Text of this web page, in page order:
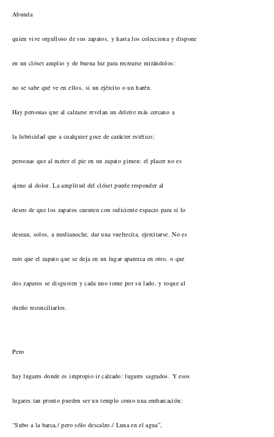
Abunda
quien vive orgulloso de sus zapatos, y hasta los colecciona y dispone
en un clóset amplio y de buena luz para recrearse mirándolos:
no se sabe qué ve en ellos, si un ejército o un harén.
Hay personas que al calzarse revelan un deleite más cercano a
la lubricidad que a cualquier goce de carácter estético;
personas que al meter el pie en un zapato gimen: el placer no es
ajeno al dolor. La amplitud del clóset puede responder al
deseo de que los zapatos cuenten con suficiente espacio para si lo
desean, solos, a medianoche, dar una vueltecita, ejercitarse. No es
raro que el zapato que se deja en un lugar aparezca en otro, o que
dos zapatos se disgusten y cada uno tome por su lado, y toque al
dueño reconciliarlos.
Pero
hay lugares donde es impropio ir calzado: lugares sagrados. Y esos
lugares tan pronto pueden ser un templo como una embarcación:
“Subo a la barca,/ pero sólo descalzo./ Luna en el agua”,